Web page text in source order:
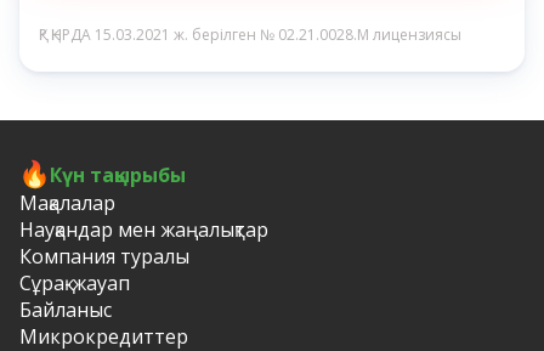
ҚР ҚНРДА 15.03.2021 ж. берілген № 02.21.0028.M лицензиясы
Күн тақырыбы
Мақалалар
Науқандар мен жаңалықтар
Компания туралы
Сұрақ-жауап
Байланыс
Микрокредиттер